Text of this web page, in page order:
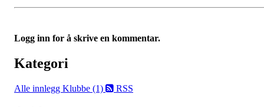
Logg inn for å skrive en kommentar.
Kategori
Alle innlegg Klubbe (1) RSS